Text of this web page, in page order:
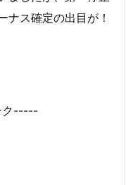
ナス確定の出目が！
ク-----